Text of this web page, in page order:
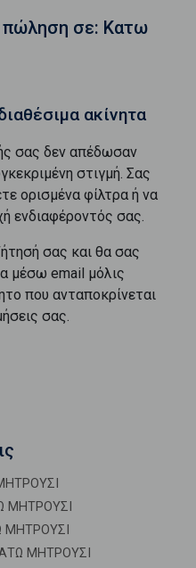
πώληση σε: Κατω
ακίνητα
σας δεν απέδωσαν
στιγμή. Σας
ορισμένα φίλτρα ή να
ενδιαφέροντός σας.
σας και θα σας
μέσω email μόλις
που ανταποκρίνεται
σας.
ΜΗΤΡΟΥΣΙ
ΜΗΤΡΟΥΣΙ
ΜΗΤΡΟΥΣΙ